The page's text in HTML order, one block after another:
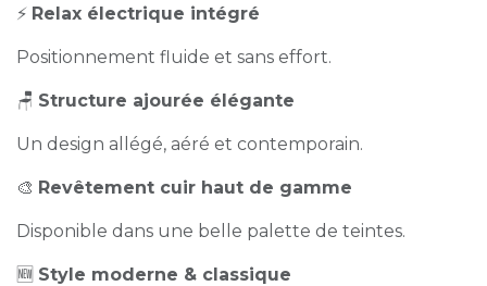
⚡ Relax électrique intégré
Positionnement fluide et sans effort.
🪑 Structure ajourée élégante
Un design allégé, aéré et contemporain.
🎨 Revêtement cuir haut de gamme
Disponible dans une belle palette de teintes.
🆕 Style moderne & classique